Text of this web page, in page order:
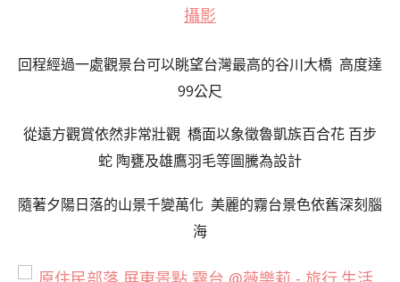
回程經過一處觀景台可以眺望台灣最高的谷川大橋 高度達
99公尺
從遠方觀賞依然非常壯觀 橋面以象徵魯凱族百合花 百步
蛇 陶甕及雄鷹羽毛等圖騰為設計
隨著夕陽日落的山景千變萬化 美麗的霧台景色依舊深刻腦
海